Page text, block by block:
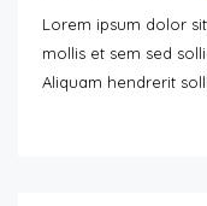
Lorem ipsum dolor
mollis et sem sed
Aliquam hendrerit